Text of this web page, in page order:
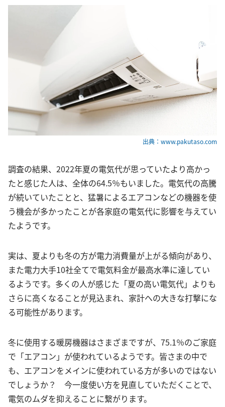
出典：www.pakutaso.com
調査の結果、2022年夏の電気代が思っていたより高かっ
たと感じた人は、全体の64.5％もいました。電気代の高騰
が続いていたことと、猛暑によるエアコンなどの機器を使
う機会が多かったことが各家庭の電気代に影響を与えてい
たようです。
実は、夏よりも冬の方が電力消費量が上がる傾向があり、
また電力大手10社全てで電気料金が最高水準に達してい
るようです。多くの人が感じた「夏の高い電気代」よりも
さらに高くなることが見込まれ、家計への大きな打撃にな
る可能性があります。
冬に使用する暖房機器はさまざまですが、75.1％のご家庭
で「エアコン」が使われているようです。皆さまの中で
も、エアコンをメインに使われている方が多いのではない
でしょうか？ 今一度使い方を見直していただくことで、
電気のムダを抑えることに繋がります。